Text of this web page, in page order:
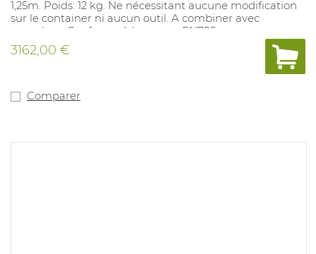
1,25m. Poids: 12 kg. Ne nécessitant aucune modification
sur le container ni aucun outil. A combiner avec
enrouleur. Conforme à la norme EN795.
3162,00 €
Comparer